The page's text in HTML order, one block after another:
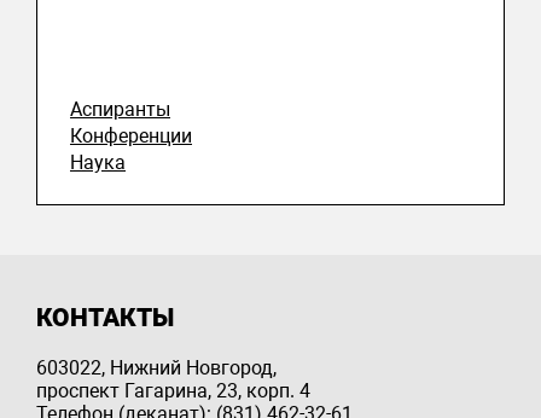
Аспиранты
Конференции
Наука
КОНТАКТЫ
603022, Нижний Новгород,
проспект Гагарина, 23, корп. 4